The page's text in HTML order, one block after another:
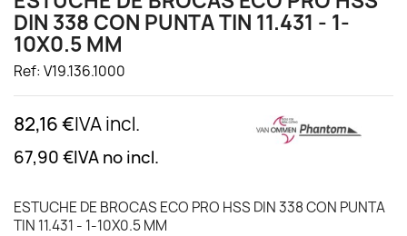
DIN 338 CON PUNTA TIN 11.431 - 1-
10X0.5 MM
Ref: V19.136.1000
82,16 €IVA incl.
67,90 €IVA no incl.
ESTUCHE DE BROCAS ECO PRO HSS DIN 338 CON PUNTA
TIN 11.431 - 1-10X0.5 MM